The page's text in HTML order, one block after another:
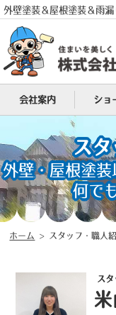
外壁塗装＆屋根塗装＆雨
会社案内 ショ
スタ
外壁・屋根塗
何で
ホーム > スタッフ・職人
スタ